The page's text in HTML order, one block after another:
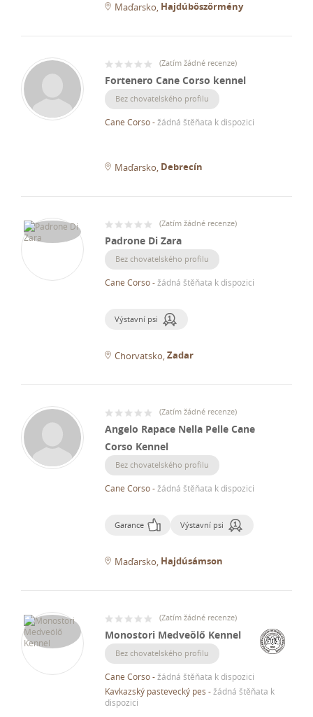
Maďarsko Hajdúböszörmény
(Zatím žádné recenze)
Fortenero Cane Corso kennel
Bez chovatelského profilu
Cane Corso-žádná štěňata k dispozici
Maďarsko Debrecín
(Zatím žádné recenze)
Padrone Di Zara
Bez chovatelského profilu
Cane Corso-žádná štěňata k dispozici
Výstavní psi
Chorvatsko Zadar
(Zatím žádné recenze)
Angelo Rapace Nella Pelle Cane
Corso Kennel
Bez chovatelského profilu
Cane Corso-žádná štěňata k dispozici
Garance Výstavní psi
Maďarsko Hajdúsámson
(Zatím žádné recenze)
Monostori Medveölő Kennel
Bez chovatelského profilu
Cane Corso-žádná štěňata k dispozici
Kavkazský pastevecký pes -žádná štěňata k
dispozici